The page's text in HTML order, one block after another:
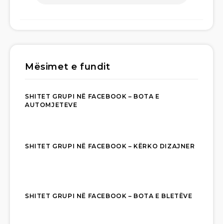
Mësimet e fundit
SHITET GRUPI NË FACEBOOK – BOTA E
AUTOMJETEVE
SHITET GRUPI NË FACEBOOK – KËRKO DIZAJNER
SHITET GRUPI NË FACEBOOK – BOTA E BLETËVE